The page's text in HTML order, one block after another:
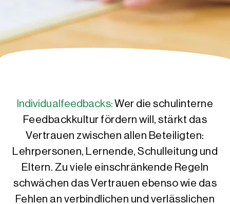
Individualfeedbacks: Wer die schulinterne
Feedbackkultur fördern will, stärkt das
Vertrauen zwischen allen Beteiligten:
Lehrpersonen, Lernende, Schulleitung und
Eltern. Zu viele einschränkende Regeln
schwächen das Vertrauen ebenso wie das
Fehlen an verbindlichen und verlässlichen